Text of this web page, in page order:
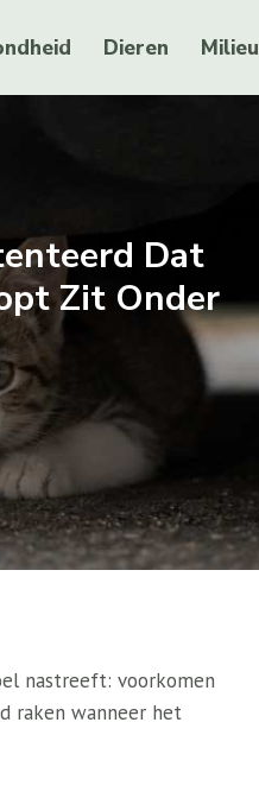
Dieren Milieu
Dat
Zit Onder
nastreeft: voorkomen
raken wanneer het